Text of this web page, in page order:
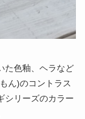
た色釉、ヘラなど
ん)のコントラス
シリーズのカラー